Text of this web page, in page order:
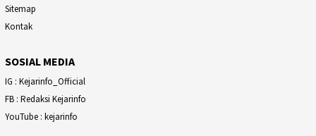
Sitemap
Kontak
SOSIAL MEDIA
IG : Kejarinfo_Official
FB : Redaksi Kejarinfo
YouTube : kejarinfo